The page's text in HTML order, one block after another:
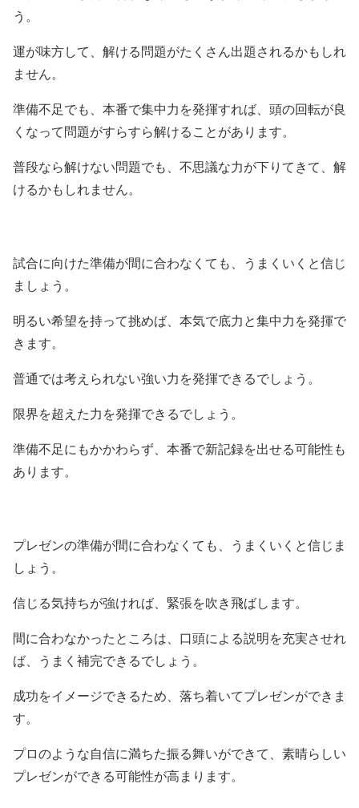
う。
運が味方して、解ける問題がたくさん出題されるかもしれ
ません。
準備不足でも、本番で集中力を発揮すれば、頭の回転が良
くなって問題がすらすら解けることがあります。
普段なら解けない問題でも、不思議な力が下りてきて、解
けるかもしれません。
試合に向けた準備が間に合わなくても、うまくいくと信じ
ましょう。
明るい希望を持って挑めば、本気で底力と集中力を発揮で
きます。
普通では考えられない強い力を発揮できるでしょう。
限界を超えた力を発揮できるでしょう。
準備不足にもかかわらず、本番で新記録を出せる可能性も
あります。
プレゼンの準備が間に合わなくても、うまくいくと信じま
しょう。
信じる気持ちが強ければ、緊張を吹き飛ばします。
間に合わなかったところは、口頭による説明を充実させれ
ば、うまく補完できるでしょう。
成功をイメージできるため、落ち着いてプレゼンができま
す。
プロのような自信に満ちた振る舞いができて、素晴らしい
プレゼンができる可能性が高まります。